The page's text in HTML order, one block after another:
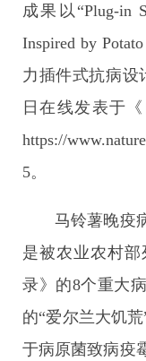
成果以“Plug-in
Inspired by
力插件式抗病设
日在线发表于
https://
5。
马铃薯晚疫病
是被农业农村
录》的8个重大
的“爱尔兰大饥
于病原菌致病疫